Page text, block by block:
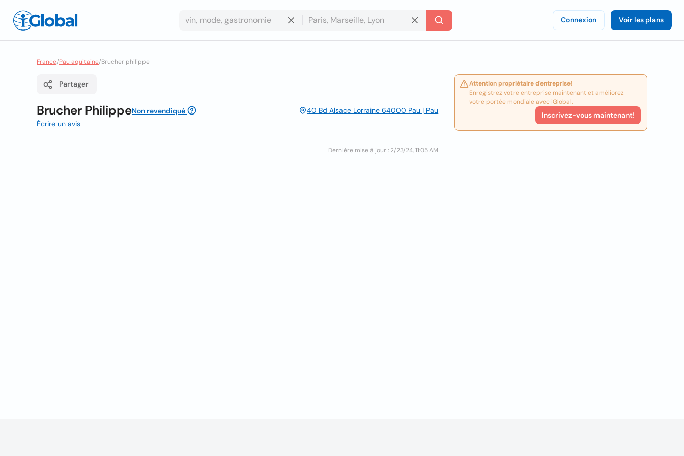
Connexion Voir les plans
France/Pau aquitaine/Brucher philippe
Partager
Brucher PhilippeNon revendiqué
40 Bd Alsace Lorraine 64000 Pau | Pau
Écrire un avis
Dernière mise à jour : 2/23/24, 11:05 AM
Attention propriétaire d'entreprise!
Enregistrez votre entreprise maintenant et améliorez
votre portée mondiale avec iGlobal.
Inscrivez-vous maintenant!